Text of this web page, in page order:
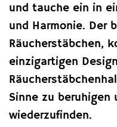
und tauche ein in
und Harmonie. Der
Räucherstäbchen,
einzigartigen
Sinne zu beruhigen
wiederzufinden.